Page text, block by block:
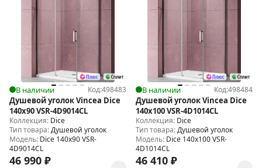
В наличии Код:498483
Душевой уголок Vincea Dice
140x90 VSR-4D9014CL
Коллекция: Dice
Тип товара:Душевой уголок
Модель: Dice 140x90 VSR-
4D9014CL
46 990 ₽
В наличии Код:498484
Душевой уголок Vincea Dice
140x100 VSR-4D1014CL
Коллекция: Dice
Тип товара:Душевой уголок
Модель: Dice 140x100 VSR-
4D1014CL
46 410 ₽